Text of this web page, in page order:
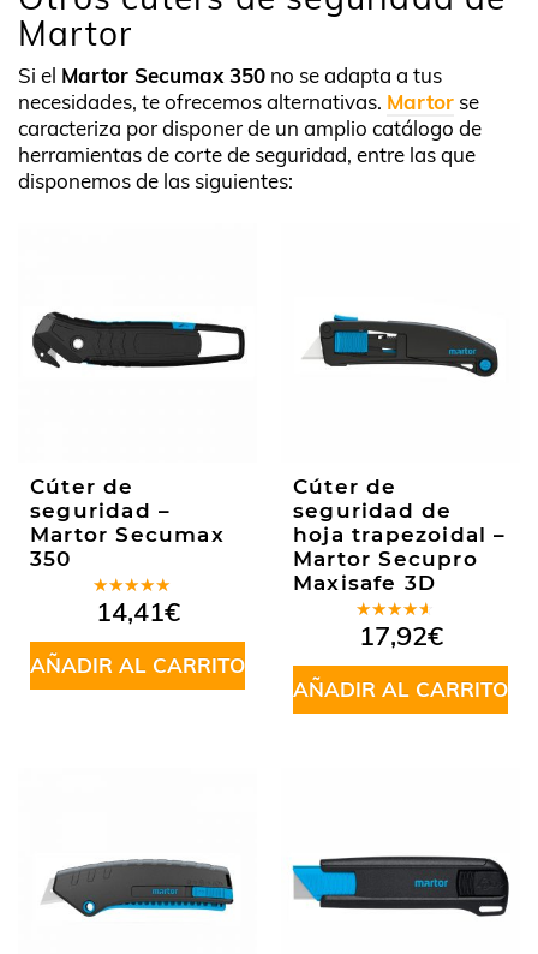
Martor
Si el Martor Secumax 350 no se adapta a tus
necesidades, te ofrecemos alternativas. Martor se
caracteriza por disponer de un amplio catálogo de
herramientas de corte de seguridad, entre las que
disponemos de las siguientes:
Cúter de
seguridad –
Martor Secumax
350
Valorado
en5.00de
5
14,41€
AÑADIR AL CARRITO
Cúter de
seguridad de
hoja trapezoidal –
Martor Secupro
Maxisafe 3D
Valorado
en4.00
de 5
17,92€
AÑADIR AL CARRITO